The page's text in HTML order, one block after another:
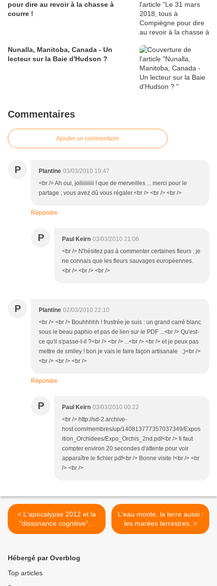
pour dire au revoir à la chasse à
courre !
Nunalla, Manitoba, Canada - Un
lecteur sur la Baie d'Hudson ?
Commentaires
Ajouter un commentaire
P Plantine 03/03/2010 19:47
<br /> Ah oui, joliiiiiiiii ! que de merveilles ... merci pour le
partage ; vous avez dû vous régaler.<br /> <br /> <br />
Répondre
P Paul Keirn 03/03/2010 21:06
<br /> N'hésitez pas à commenter certaines fleurs ; je
ne connais que les fleurs sauvages européennes.
<br /> <br /> <br />
P Plantine 02/03/2010 22:10
<br /> <br /> Bouhhhhh ! frustrée je suis : un grand carré blanc
sous le beau paphio et pas de lien sur le PDF ...<br /> Qu'est-
ce qu'il s'passe-t-il ?<br /> <br /> ...<br /> <br /> et je peux pas
mettre de smiley ! bon je vais le faire façon artisanale ;)<br />
<br /> <br /> <br />
Répondre
P Paul Keirn 03/03/2010 00:22
<br /> http://sd-2.archive-
host.com/membres/up/140813777357037349/Expos
ition_Orchidees/Expo_Orchis_2nd.pdf<br /> Il faut
compter environ 20 secondes d'attente pour voir
apparaître le fichier pdf<br /> Bonne visite !<br /> <br
/> <br />
< L'apocalypse 2012 et la
"dissonance cognitive"...
L'eau monte, la terre aussi :
les marées terrestres. >
Hébergé par Overblog
Top articles